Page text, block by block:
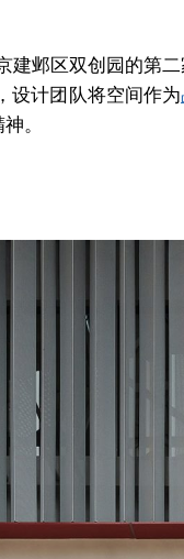
建邺区双创园的第
设计团队将空间作为
。